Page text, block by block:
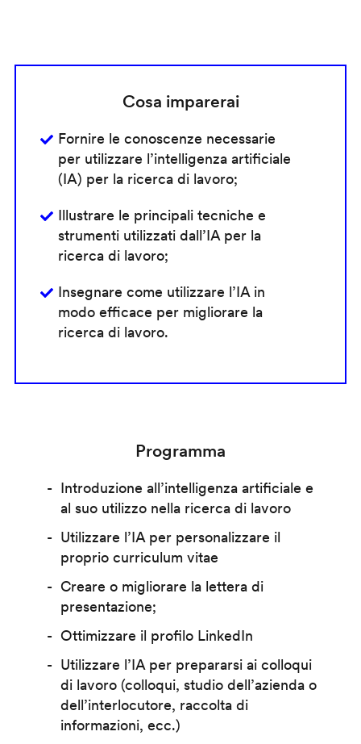
Cosa imparerai
Fornire le conoscenze necessarie
per utilizzare l’intelligenza artificiale
(IA) per la ricerca di lavoro;
Illustrare le principali tecniche e
strumenti utilizzati dall’IA per la
ricerca di lavoro;
Insegnare come utilizzare l’IA in
modo efficace per migliorare la
ricerca di lavoro.
Programma
Introduzione all’intelligenza artificiale e
al suo utilizzo nella ricerca di lavoro
Utilizzare l’IA per personalizzare il
proprio curriculum vitae
Creare o migliorare la lettera di
presentazione;
Ottimizzare il profilo LinkedIn
Utilizzare l’IA per prepararsi ai colloqui
di lavoro (colloqui, studio dell’azienda o
dell’interlocutore, raccolta di
informazioni, ecc.)